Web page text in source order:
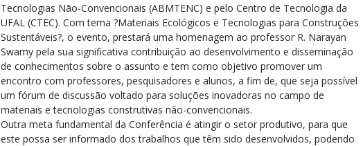
Tecnologias Não-Convencionais (ABMTENC) e pelo Centro de Tecnologia da
UFAL (CTEC). Com tema ?Materiais Ecológicos e Tecnologias para Construções
Sustentáveis?, o evento, prestará uma homenagem ao professor R. Narayan
Swamy pela sua significativa contribuição ao desenvolvimento e disseminação
de conhecimentos sobre o assunto e tem como objetivo promover um
encontro com professores, pesquisadores e alunos, a fim de, que seja possível
um fórum de discussão voltado para soluções inovadoras no campo de
materiais e tecnologias construtivas não-convencionais.
Outra meta fundamental da Conferência é atingir o setor produtivo, para que
este possa ser informado dos trabalhos que têm sido desenvolvidos, podendo